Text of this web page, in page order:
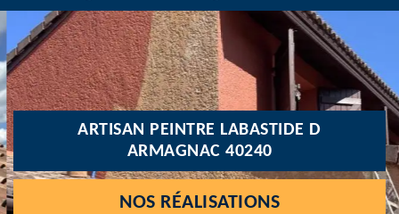
ARTISAN PEINTRE LABASTIDE D
ARMAGNAC 40240
NOS RÉALISATIONS